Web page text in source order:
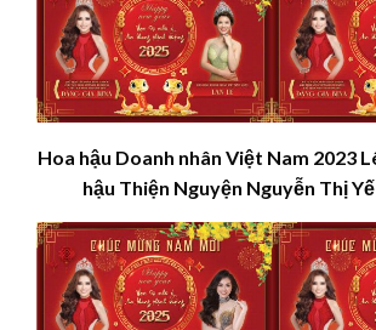
Hoa hậu Doanh nhân Việt Nam 2023
hậu Thiện Nguyện Nguyễn Thị